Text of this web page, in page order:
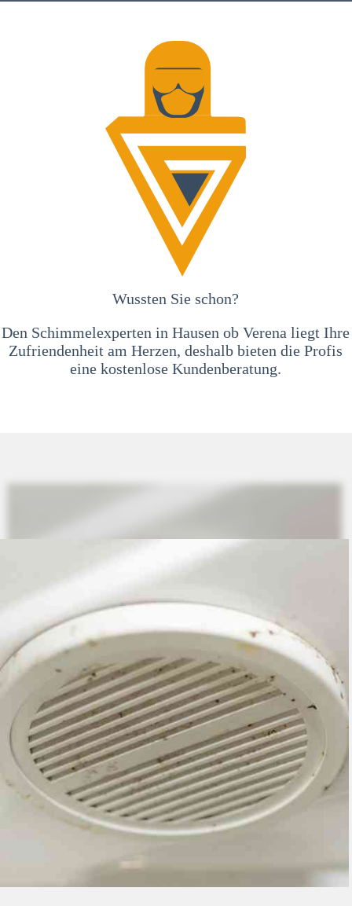
Wussten Sie schon?
Den Schimmelexperten in Hausen ob Verena liegt Ihre
Zufriendenheit am Herzen, deshalb bieten die Profis
eine kostenlose Kundenberatung.